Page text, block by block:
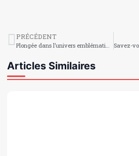
PRÉCÉDENT
Articles Similaires